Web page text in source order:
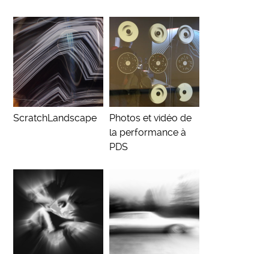
ScratchLandscape
Photos et vidéo de
la performance à
PDS